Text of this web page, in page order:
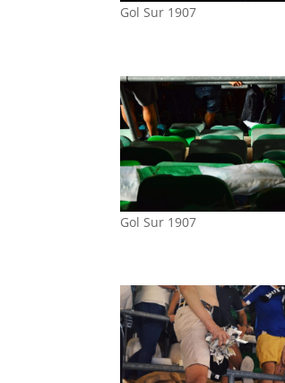
Gol Sur 1907
Gol Sur 1907